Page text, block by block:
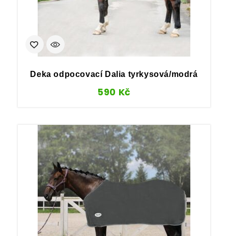
Deka odpocovací Dalia tyrkysová/modrá
590 Kč